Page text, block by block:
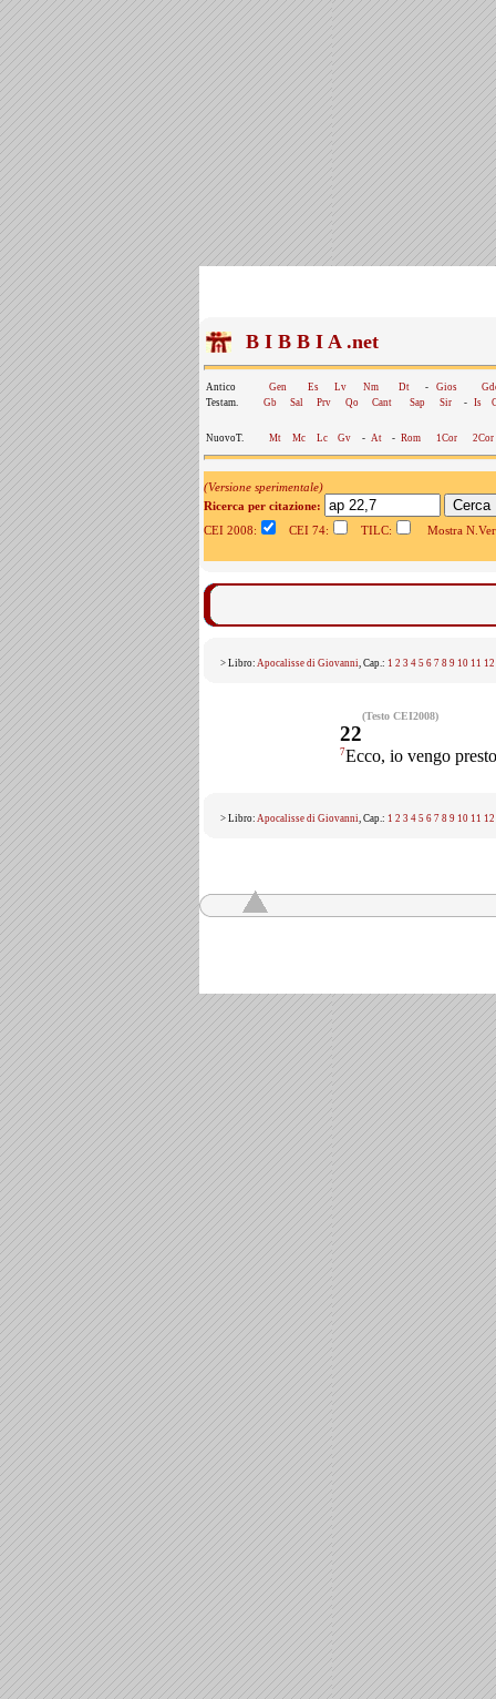
B I B B I A .net
Antico Gen Es Lv Nm Dt - Gios
Testam.
Gb Sal Prv Qo Cant Sap Sir - Is
NuovoT. Mt Mc Lc Gv - At - Rom 1Cor 2Cor
(Versione sperimentale)
Ricerca per citazione:
CEI 2008:
CEI 74: TILC: Mostra
> Libro: Apocalisse di Giovanni, Cap.: 1 2 3 4 5 6 7 8 9 10 11 12
(Testo CEI2008)
22
7Ecco, io vengo
> Libro: Apocalisse di Giovanni, Cap.: 1 2 3 4 5 6 7 8 9 10 11 12